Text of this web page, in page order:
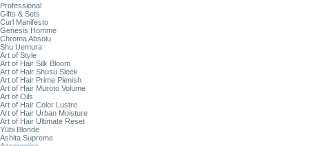
Professional
Gifts & Sets
Curl Manifesto
Genesis Homme
Chroma Absolu
Shu Uemura
Art of Style
Art of Hair Silk Bloom
Art of Hair Shusu Sleek
Art of Hair Prime Plenish
Art of Hair Muroto Volume
Art of Oils
Art of Hair Color Lustre
Art of Hair Urban Moisture
Art of Hair Ultimate Reset
Yūbi Blonde
Ashita Supreme